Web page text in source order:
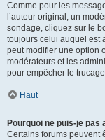
Comme pour les
l’auteur original, un
sondage, cliquez sur le
toujours celui auquel est
peut modifier une option
modérateurs et les
pour empêcher le
Haut
Pourquoi ne puis-je pas
Certains forums peuvent